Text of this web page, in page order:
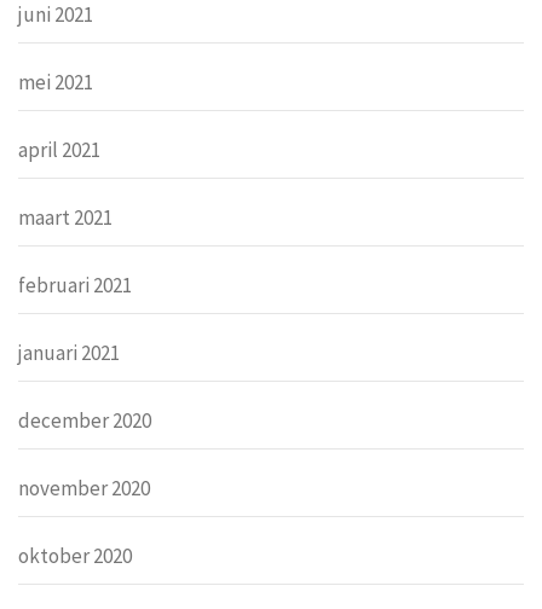
juni 2021
mei 2021
april 2021
maart 2021
februari 2021
januari 2021
december 2020
november 2020
oktober 2020